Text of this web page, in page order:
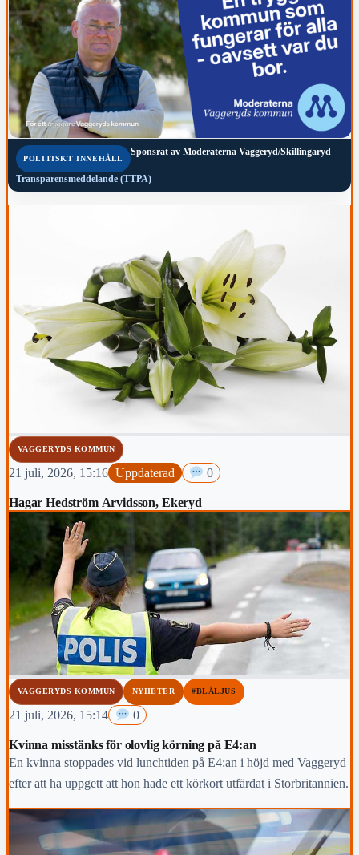
POLITISKT INNEHÅLL
Sponsrat av Moderaterna Vaggeryd/Skillingaryd
Transparensmeddelande (TTPA)
VAGGERYDS KOMMUN
21 juli, 2026, 15:16 Uppdaterad 0
Hagar Hedström Arvidsson, Ekeryd
VAGGERYDS KOMMUN NYHETER #BLÅLJUS
21 juli, 2026, 15:14 0
Kvinna misstänks för olovlig körning på E4:an
En kvinna stoppades vid lunchtiden på E4:an i höjd med Vaggeryd
efter att ha uppgett att hon hade ett körkort utfärdat i Storbritannien.